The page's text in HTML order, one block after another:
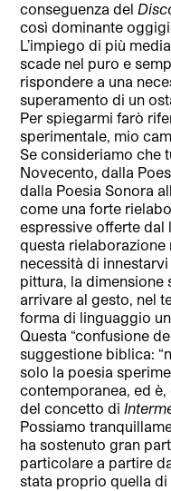
conseguenza del
così dominante
L’impiego di più
scade nel puro e
rispondere a una
superamento di un
Per spiegarmi farò
sperimentale, mio
Se consideriamo che
Novecento, dalla
dalla Poesia Sonora
come una forte
espressive offerte
questa rielaborazione
necessità di
pittura, la dimensione
arrivare al gesto, nel
forma di linguaggio
Questa “confusione
suggestione biblica:
solo la poesia
contemporanea, ed
del concetto di
Possiamo
ha sostenuto gran
particolare a partire
stata proprio quella